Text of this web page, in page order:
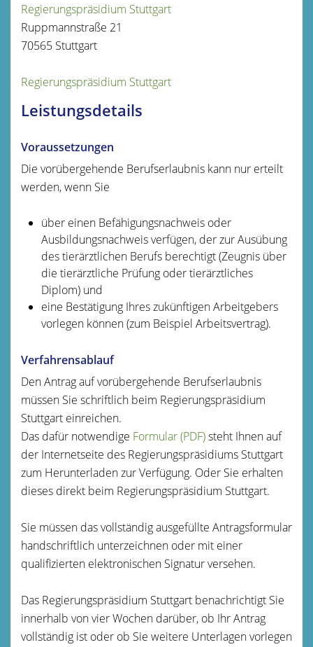
Regierungspräsidium Stuttgart
Ruppmannstraße 21
70565 Stuttgart
Regierungspräsidium Stuttgart
Leistungsdetails
Voraussetzungen
Die vorübergehende Berufserlaubnis kann nur erteilt
werden, wenn Sie
über einen Befähigungsnachweis oder
Ausbildungsnachweis verfügen, der zur Ausübung
des tierärztlichen Berufs berechtigt(Zeugnis über
die tierärztliche Prüfung oder tierärztliches
Diplom)und
eine Bestätigung Ihres zukünftigen Arbeitgebers
vorlegen können(zum Beispiel Arbeitsvertrag).
Verfahrensablauf
Den Antrag auf vorübergehende Berufserlaubnis
müssen Sie schriftlich beim Regierungspräsidium
Stuttgart einreichen.
Das dafür notwendige Formular (PDF)steht Ihnen auf
der Internetseite des Regierungspräsidiums Stuttgart
zum Herunterladen zur Verfügung. Oder Sie erhalten
dieses direkt beim Regierungspräsidium Stuttgart.
Sie müssen das vollständig ausgefüllte Antragsformular
handschriftlich unterzeichnen oder mit einer
qualifizierten elektronischen Signatur versehen.
Das Regierungspräsidium Stuttgart benachrichtigt Sie
innerhalb von vier Wochen darüber, ob Ihr Antrag
vollständig ist oder ob Sie weitere Unterlagen vorlegen